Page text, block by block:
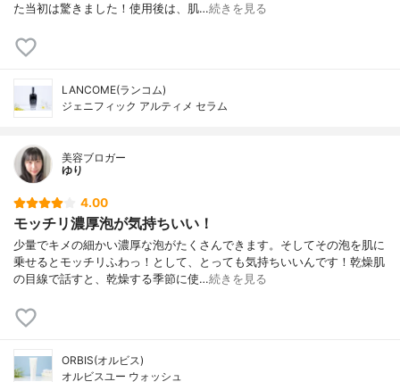
た当初は驚きました！使用後は、肌…続きを見る
LANCOME(ランコム)
ジェニフィック アルティメ セラム
美容ブロガー
ゆり
4.00
モッチリ濃厚泡が気持ちいい！
少量でキメの細かい濃厚な泡がたくさんできます。そしてその泡を肌に
乗せるとモッチリふわっ！として、とっても気持ちいいんです！乾燥肌
の目線で話すと、乾燥する季節に使…続きを見る
ORBIS(オルビス)
オルビスユー ウォッシュ